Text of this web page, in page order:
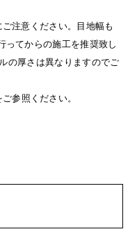
注意ください。目地幅も
ってからの施工を推奨致し
の厚さは異なりますのでご
ご参照ください。